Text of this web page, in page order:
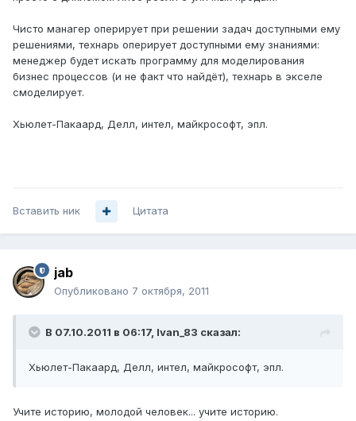
Чисто манагер оперирует при решении задач доступными ему
решениями, технарь оперирует доступными ему знаниями:
менеджер будет искать программу для моделирования
бизнес процессов (и не факт что найдёт), технарь в экселе
смоделирует.
Хьюлет-Пакаард, Делл, интел, майкрософт, эпл.
Вставить ник Цитата
jab
Опубликовано 7 октября, 2011
В 07.10.2011 в 06:17, Ivan_83 сказал:
Хьюлет-Пакаард, Делл, интел, майкрософт, эпл.
Учите историю, молодой человек... учите историю.